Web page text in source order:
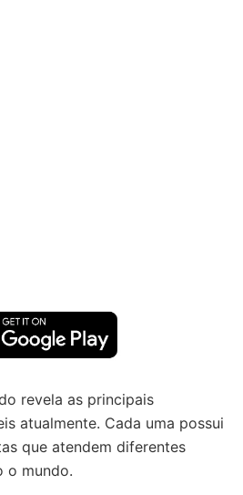
revela as principais
atualmente. Cada uma possui
que atendem diferentes
o mundo.